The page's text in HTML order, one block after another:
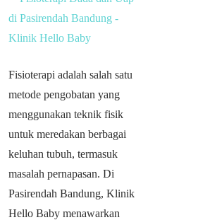
Fisioterapi adalah salah satu
metode pengobatan yang
menggunakan teknik fisik
untuk meredakan berbagai
keluhan tubuh, termasuk
masalah pernapasan. Di
Pasirendah Bandung, Klinik
Hello Baby menawarkan